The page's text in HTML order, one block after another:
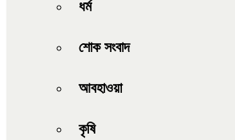
ধর্ম
শোক সংবাদ
আবহাওয়া
কৃষি